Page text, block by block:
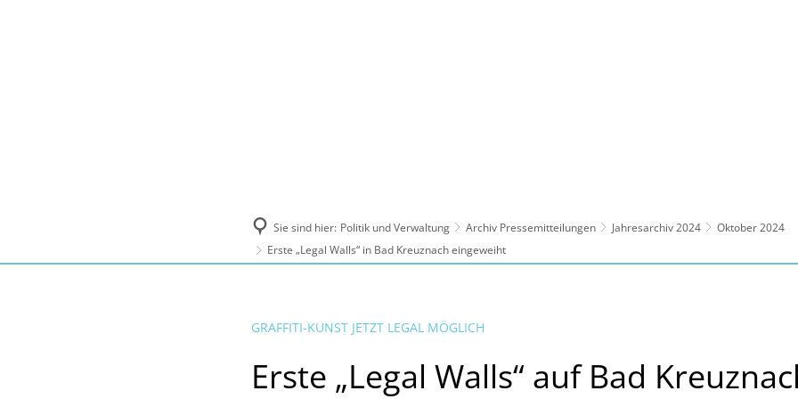
Sie sind hier: Politik und Verwaltung Archiv Pressemitteilungen Jahresarchiv 2024
Oktober 2024
Erste „Legal Walls“ in Bad Kreuznach eingeweiht
GRAFFITI-KUNST JETZT LEGAL MÖGLICH
Erste „Legal Walls“ auf Bad